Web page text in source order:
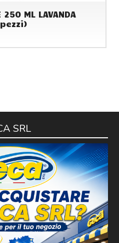
250 ML LAVANDA
SRL